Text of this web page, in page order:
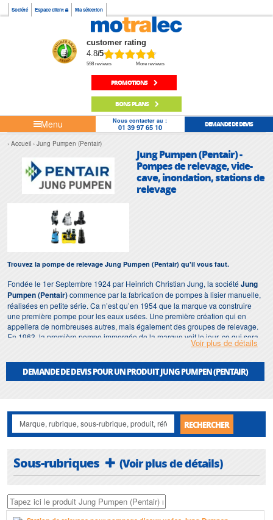
Société Espace client Ma sélection
customer rating
4.8/5
598 reviews More reviews
PROMOTIONS
BONS PLANS
Menu Nous contacter au :
01 39 97 65 10 DEMANDE DE DEVIS
Accueil Jung Pumpen (Pentair)
Jung Pumpen (Pentair) -
Pompes de relevage, vide-
cave, inondation, stations de
relevage
Trouvez la pompe de relevage Jung Pumpen (Pentair) qu'il vous faut.
Fondée le 1er Septembre 1924 par Heinrich Christian Jung, la sociétéJung
Pumpen (Pentair)commence par la fabrication de pompes à lisier manuelle,
réalisées en petite série. Ca n’est qu’en 1954 que la marque va construire
une première pompe pour les eaux usées. Une première création qui en
appellera de nombreuses autres, mais également des groupes de relevage.
En 1963, la première pompe immergée de la marque voit le jour, ce qui sera
la première pierre fondatrice d’une très grande gamme dans le domaine de
pompes allemand est désormais un acteur important dans le marché de la
pompe de relevage et d’assainissement.
:pompe de relevage Jung Pumpen (Pentair),pompe relevage eaux claires
Jung Pumpen (Pentair),pompe relevage eaux usées Jung Pumpen (Pentair)
pompe relevage eaux chargées Jung Pumpen (Pentair)...),station de
relevage eaux vannes Jung Pumpen (Pentair)...
Voir plus de détails
DEMANDE DE DEVIS POUR UN PRODUIT JUNG PUMPEN (PENTAIR)
RECHERCHER
Sous-rubriques (Voir plus de détails)